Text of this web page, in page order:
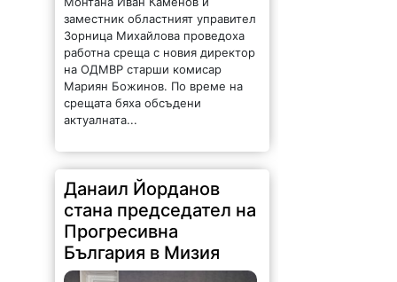
заместник областният управител
Зорница Михайлова проведоха
работна среща с новия директор
на ОДМВР старши комисар
Мариян Божинов. По време на
срещата бяха обсъдени
актуалната...
Данаил Йорданов
стана председател на
Прогресивна
България в Мизия